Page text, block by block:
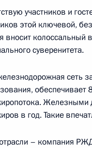
Севастополя по
2023 года, 13:35
переходный
страхования
транспортных
2023 года, 13:30
участников и
этой ключевой,
вносит колоссальный
суверенитета.
сеть
обеспечивает
Железными
в год. Такие
– компания